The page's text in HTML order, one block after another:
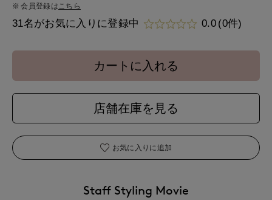
会員登録は こちら
31名がお気に入りに登録中 0.0 (0件)
カートに入れる
店舗在庫を見る
お気に入りに追加
Staff Styling Movie